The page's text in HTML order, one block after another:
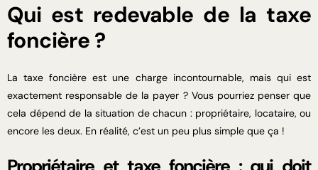
Qui est redevable de la taxe
foncière ?
La taxe foncière est une charge incontournable, mais qui est
exactement responsable de la payer ? Vous pourriez penser que
cela dépend de la situation de chacun : propriétaire, locataire, ou
encore les deux. En réalité, c’est un peu plus simple que ça !